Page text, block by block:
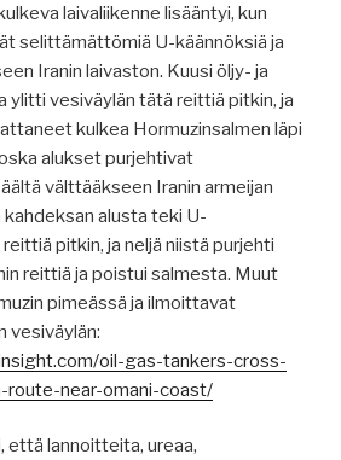
laivaliikenne lisääntyi, kun
selittämättömiä U-käännöksiä ja
Iranin laivaston. Kuusi öljy- ja
ylitti vesiväylän tätä reittiä pitkin, ja
kulkea Hormuzinsalmen läpi
alukset purjehtivat
välttääkseen Iranin armeijan
alusta teki U-
pitkin, ja neljä niistä purjehti
reittiä ja poistui salmesta. Muut
pimeässä ja ilmoittavat
vesiväylän:
oil-gas-tankers-cross-
route-near-omani-coast/
että lannoitteita, ureaa,